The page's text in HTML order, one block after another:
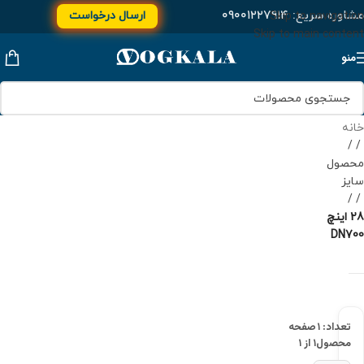
Skip to navigation
Skip to main content
مشاوره سریع:۰۹۰۰۱۲۲۷۹۱۴ ارسال درخواست
منو
خانه
/
محصول
سایز
/
28 اینچ
DN700
تعداد: ۱
محصول
صفحه
۱ از ۱